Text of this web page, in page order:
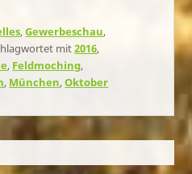
,Gewerbeschau,
mit2016,
, Feldmoching,
, München,Oktober